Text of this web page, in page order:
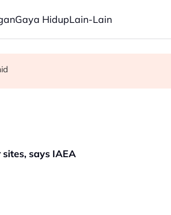
Gaya HidupLain-Lain
lima tahun - KKM
ini - Mohamad
says IAEA